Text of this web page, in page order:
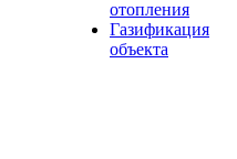
отопления
Газификация
объекта